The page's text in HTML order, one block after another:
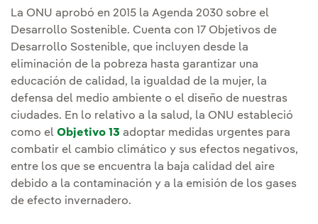
La ONU aprobó en 2015 la Agenda 2030 sobre el
Desarrollo Sostenible. Cuenta con 17 Objetivos de
Desarrollo Sostenible, que incluyen desde la
eliminación de la pobreza hasta garantizar una
educación de calidad, la igualdad de la mujer, la
defensa del medio ambiente o el diseño de nuestras
ciudades. En lo relativo a la salud, la ONU estableció
como el Objetivo 13 adoptar medidas urgentes para
combatir el cambio climático y sus efectos negativos,
entre los que se encuentra la baja calidad del aire
debido a la contaminación y a la emisión de los gases
de efecto invernadero.